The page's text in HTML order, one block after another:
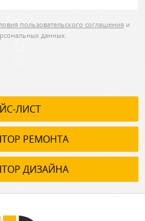
пользовательского соглашения и
данных.
ЛИСТ
РЕМОНТА
ДИЗАЙНА